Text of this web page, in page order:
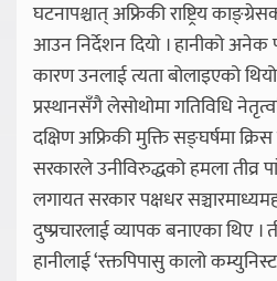
घटनापश्चात् अफ्रिकी राष्ट्रिय
आउन निर्देशन दियो । हानीको अनेक
कारण उनलाई त्यता बोलाइएको
प्रस्थानसँगै लेसोथोमा गतिविधि
दक्षिण अफ्रिकी मुक्ति सङ्घर्षमा
सरकारले उनीविरुद्धको हमला तीव्र
लगायत सरकार पक्षधर
दुष्प्रचारलाई व्यापक बनाएका थिए
हानीलाई ‘रक्तपिपासु कालो